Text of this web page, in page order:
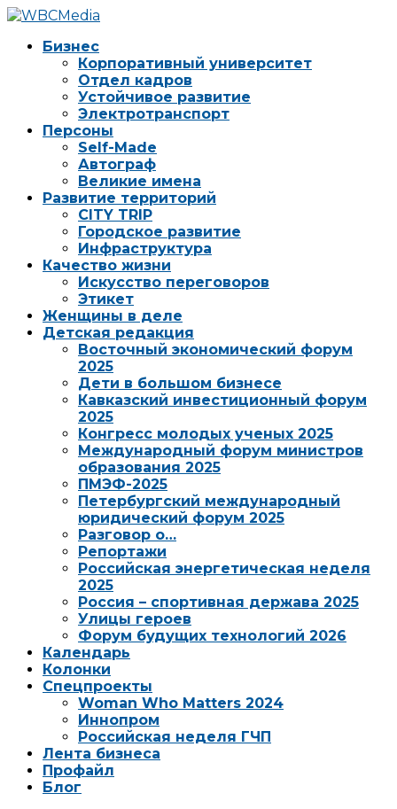
Бизнес
Корпоративный университет
Отдел кадров
Устойчивое развитие
Электротранспорт
Персоны
Self-Made
Автограф
Великие имена
Развитие территорий
CITY TRIP
Городское развитие
Инфраструктура
Качество жизни
Искусство переговоров
Этикет
Женщины в деле
Детская редакция
Восточный экономический форум
2025
Дети в большом бизнесе
Кавказский инвестиционный форум
2025
Конгресс молодых ученых 2025
Международный форум министров
образования 2025
ПМЭФ-2025
Петербургский международный
юридический форум 2025
Разговор о…
Репортажи
Российская энергетическая неделя
2025
Россия – спортивная держава 2025
Улицы героев
Форум будущих технологий 2026
Календарь
Колонки
Спецпроекты
Woman Who Matters 2024
Иннопром
Российская неделя ГЧП
Лента бизнеса
Профайл
Блог